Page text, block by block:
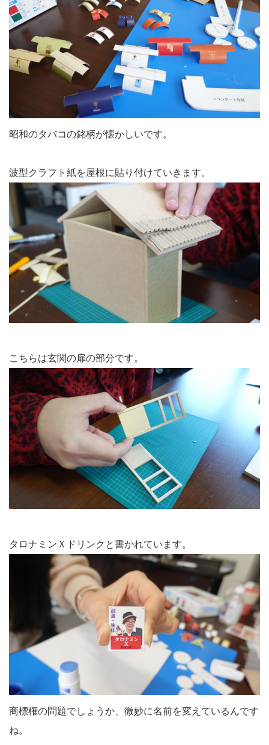
昭和のタバコの銘柄が懐かしいです。
波型クラフト紙を屋根に貼り付けていきます。
こちらは玄関の扉の部分です。
タロナミンＸドリンクと書かれています。
商標権の問題でしょうか、微妙に名前を変えているんです
ね。